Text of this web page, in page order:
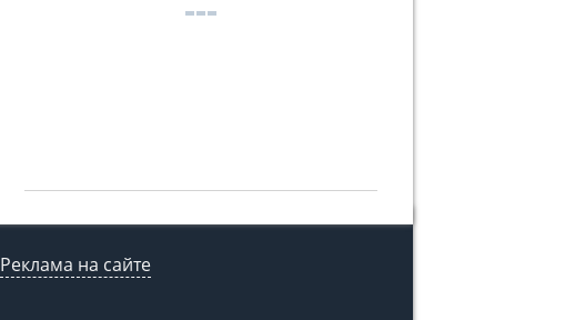
Реклама на сайте